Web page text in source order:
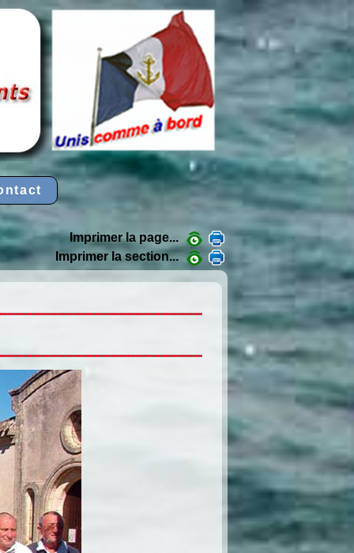
Imprimer la page...
Imprimer la section...